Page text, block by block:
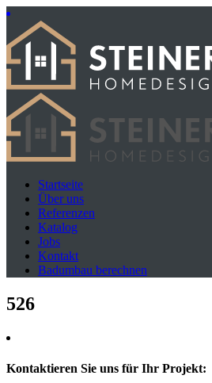
Startseite
Über uns
Referenzen
Katalog
Jobs
Kontakt
Badumbau berechnen
526
Kontaktieren Sie uns für Ihr Projekt: